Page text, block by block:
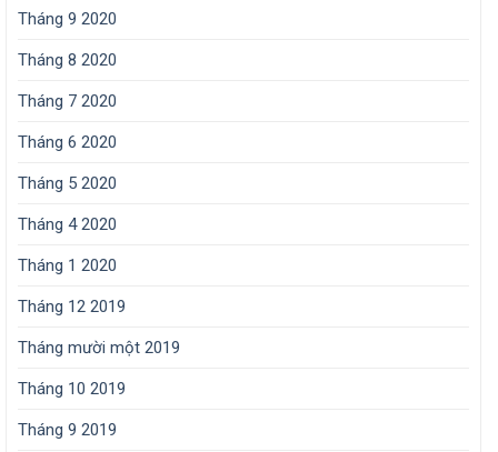
Tháng 9 2020
Tháng 8 2020
Tháng 7 2020
Tháng 6 2020
Tháng 5 2020
Tháng 4 2020
Tháng 1 2020
Tháng 12 2019
Tháng mười một 2019
Tháng 10 2019
Tháng 9 2019